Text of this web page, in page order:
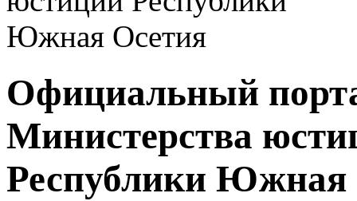
Официальный
Министерства
Республики Южная